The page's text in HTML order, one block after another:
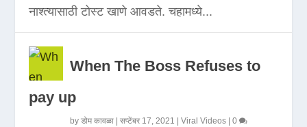
नाश्त्यासाठी टोस्ट खाणे आवडते. चहामध्ये...
When The Boss Refuses to
pay up
byडोम कावळा |सप्टेंबर 17, 2021 |Viral Videos |0